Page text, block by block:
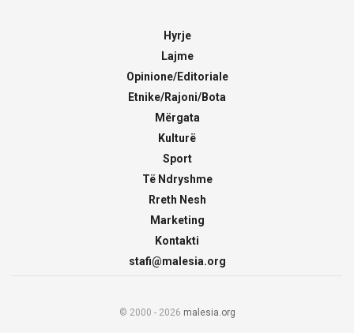
Hyrje
Lajme
Opinione/Editoriale
Etnike/Rajoni/Bota
Mërgata
Kulturë
Sport
Të Ndryshme
Rreth Nesh
Marketing
Kontakti
stafi@malesia.org
© 2000 - 2026 malesia.org